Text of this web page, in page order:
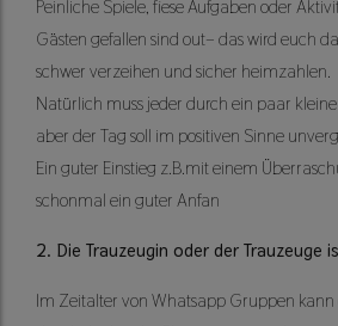
Peinliche Spiele, fiese Aufgaben oder
Gästen gefallen sind out– das wird euch
schwer verzeihen und sicher heimzahlen.
Natürlich muss jeder durch ein paar kleine
aber der Tag soll im positiven Sinne
Ein guter Einstieg z.B.mit einem
schonmal ein guter Anfan
2. Die Trauzeugin oder der Trauzeuge
Im Zeitalter von Whatsapp Gruppen kann